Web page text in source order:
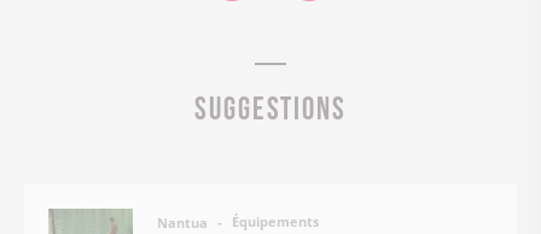
Suggestions
Nantua Équipements